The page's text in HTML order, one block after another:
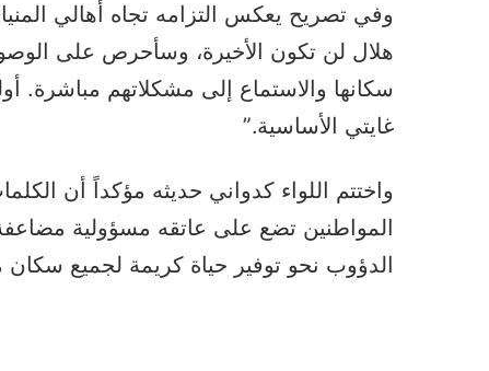
وفي تصريح يعكس التزامه تجاه أهالي
هلال لن تكون الأخيرة، وسأحرص على
سكانها والاستماع إلى مشكلاتهم مباشرة.
غايتي الأساسية.”
واختتم اللواء كدواني حديثه مؤكداً أن
المواطنين تضع على عاتقه مسؤولية
الدؤوب نحو توفير حياة كريمة لجميع سكان